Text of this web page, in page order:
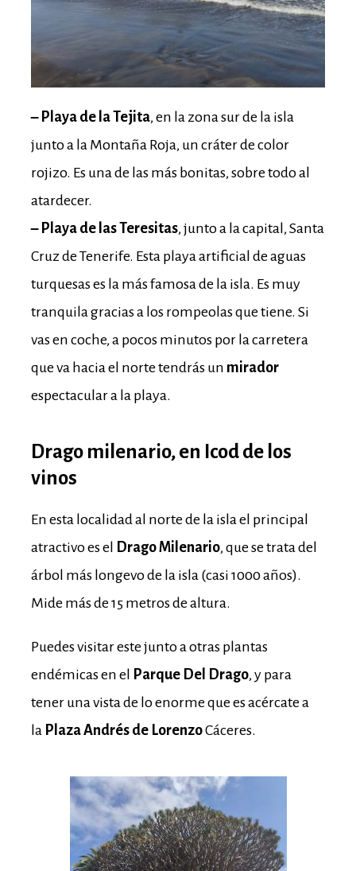
– Playa de la Tejita, en la zona sur de la isla
junto a la Montaña Roja, un cráter de color
rojizo. Es una de las más bonitas, sobre todo al
atardecer.
– Playa de las Teresitas, junto a la capital, Santa
Cruz de Tenerife. Esta playa artificial de aguas
turquesas es la más famosa de la isla. Es muy
tranquila gracias a los rompeolas que tiene. Si
vas en coche, a pocos minutos por la carretera
que va hacia el norte tendrás un mirador
espectacular a la playa.
Drago milenario, en Icod de los
vinos
En esta localidad al norte de la isla el principal
atractivo es el Drago Milenario, que se trata del
árbol más longevo de la isla (casi 1000 años).
Mide más de 15 metros de altura.
Puedes visitar este junto a otras plantas
endémicas en el Parque Del Drago, y para
tener una vista de lo enorme que es acércate a
la Plaza Andrés de LorenzoCáceres.